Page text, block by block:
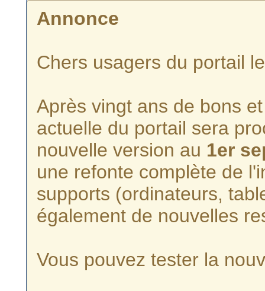
Annonce
Chers usagers du portail
Après vingt ans de bons
actuelle du portail sera
nouvelle version au 1er
une refonte complète de
supports (ordinateurs,
également de nouvelles
Vous pouvez tester la